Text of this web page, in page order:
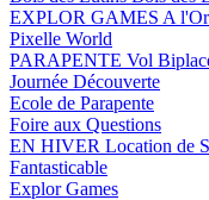
EXPLOR GAMES A
Pixelle World
PARAPENTE Vol
Journée Découverte
Ecole de Parapente
Foire aux Questions
EN HIVER Location de
Fantasticable
Explor Games